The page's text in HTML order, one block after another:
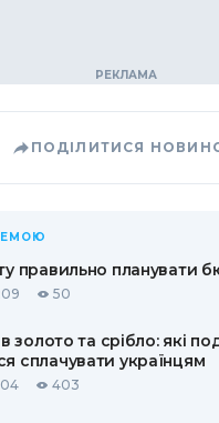
ПОДІЛИТИСЯ
правильно планувати
50
в золото та срібло: які
сплачувати українцям
403